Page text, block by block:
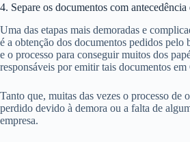
4. Separe os documentos com
Uma das etapas mais demoradas e
é a obtenção dos documentos pedidos pelo
e o processo para conseguir muitos dos
responsáveis por emitir tais documentos em
Tanto que, muitas das vezes o processo de
perdido devido à demora ou a falta de
empresa.